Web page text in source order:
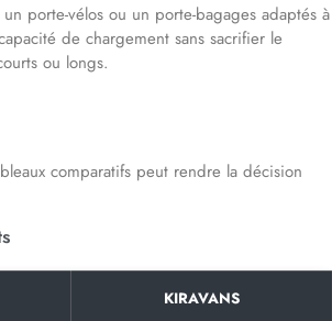
porte-vélos ou un porte-bagages adaptés à
de chargement sans sacrifier le
ou longs.
comparatifs peut rendre la décision
KIRAVANS